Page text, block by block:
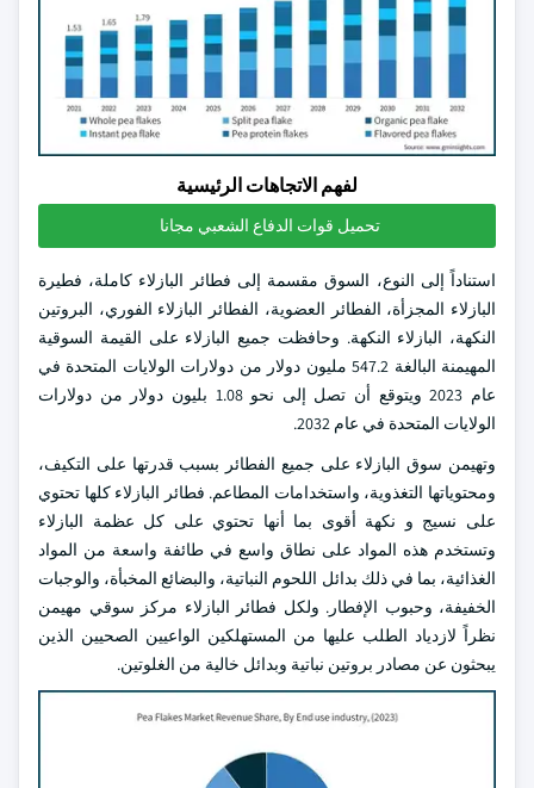
لفهم الاتجاهات الرئيسية
تحميل قوات الدفاع الشعبي مجانا
استناداً إلى النوع، السوق مقسمة إلى فطائر البازلاء كاملة، فطيرة
البازلاء المجزأة، الفطائر العضوية، الفطائر البازلاء الفوري، البروتين
النكهة، البازلاء النكهة. وحافظت جميع البازلاء على القيمة السوقية
المهيمنة البالغة 547.2 مليون دولار من دولارات الولايات المتحدة في
عام 2023 ويتوقع أن تصل إلى نحو 1.08 بليون دولار من دولارات
الولايات المتحدة في عام 2032.
وتهيمن سوق البازلاء على جميع الفطائر بسبب قدرتها على التكيف،
ومحتوياتها التغذوية، واستخدامات المطاعم. فطائر البازلاء كلها تحتوي
على نسيج و نكهة أقوى بما أنها تحتوي على كل عظمة البازلاء
وتستخدم هذه المواد على نطاق واسع في طائفة واسعة من المواد
الغذائية، بما في ذلك بدائل اللحوم النباتية، والبضائع المخبأة، والوجبات
الخفيفة، وحبوب الإفطار. ولكل فطائر البازلاء مركز سوقي مهيمن
نظراً لازدياد الطلب عليها من المستهلكين الواعيين الصحيين الذين
يبحثون عن مصادر بروتين نباتية وبدائل خالية من الغلوتين.